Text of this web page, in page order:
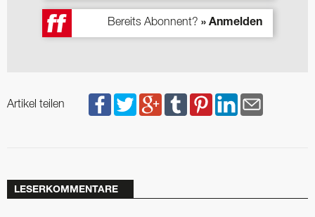
Bereits Abonnent? » Anmelden
Artikel teilen
LESERKOMMENTARE